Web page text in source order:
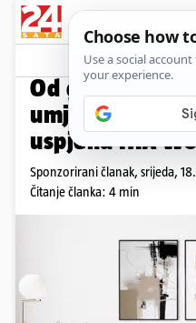
Od grafičkog
umjetničkih
uspjehu HIA
Sponzorirani članak, srijeda,
Čitanje članka: 4 min